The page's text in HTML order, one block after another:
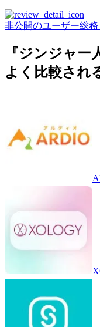
非公開のユーザー総
『ジンジャー
よく比較され